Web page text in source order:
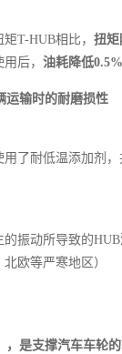
T-HUB相比， 扭矩
后， 油耗降低0.5%
输时的耐磨损性
了耐低温添加剂，
振动所导致的HUB
欧等严寒地区）
是支撑汽车车轮的